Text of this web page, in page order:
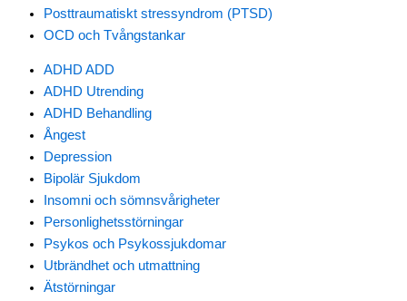
Posttraumatiskt stressyndrom (PTSD)
OCD och Tvångstankar
ADHD ADD
ADHD Utrending
ADHD Behandling
Ångest
Depression
Bipolär Sjukdom
Insomni och sömnsvårigheter
Personlighetsstörningar
Psykos och Psykossjukdomar
Utbrändhet och utmattning
Ätstörningar